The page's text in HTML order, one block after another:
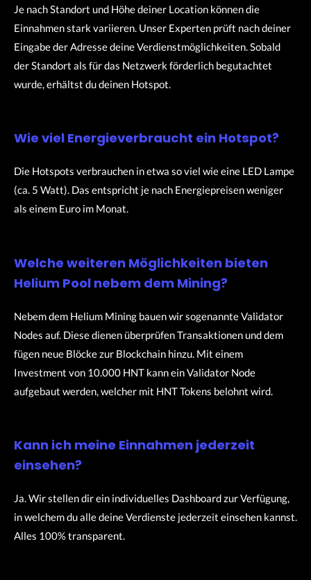
Je nach Standort und Höhe deiner Location können die
Einnahmen stark variieren. Unser Experten prüft nach deiner
Eingabe der Adresse deine Verdienstmöglichkeiten. Sobald
der Standort als für das Netzwerk förderlich begutachtet
wurde, erhältst du deinen Hotspot.
Wie viel Energieverbraucht ein Hotspot?
Die Hotspots verbrauchen in etwa so viel wie eine LED Lampe
(ca. 5 Watt). Das entspricht je nach Energiepreisen weniger
als einem Euro im Monat.
Welche weiteren Möglichkeiten bieten
Helium Pool nebem dem Mining?
Nebem dem Helium Mining bauen wir sogenannte Validator
Nodes auf. Diese dienen überprüfen Transaktionen und dem
fügen neue Blöcke zur Blockchain hinzu. Mit einem
Investment von 10.000 HNT kann ein Validator Node
aufgebaut werden, welcher mit HNT Tokens belohnt wird.
Kann ich meine Einnahmen jederzeit
einsehen?
Ja. Wir stellen dir ein individuelles Dashboard zur Verfügung,
in welchem du alle deine Verdienste jederzeit einsehen kannst.
Alles 100% transparent.